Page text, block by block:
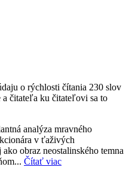
o rýchlosti čítania 230 slov
čitateľa ku čitateľovi sa to
analýza mravného
v ťaživých
obraz neostalinského temna
Čítať viac